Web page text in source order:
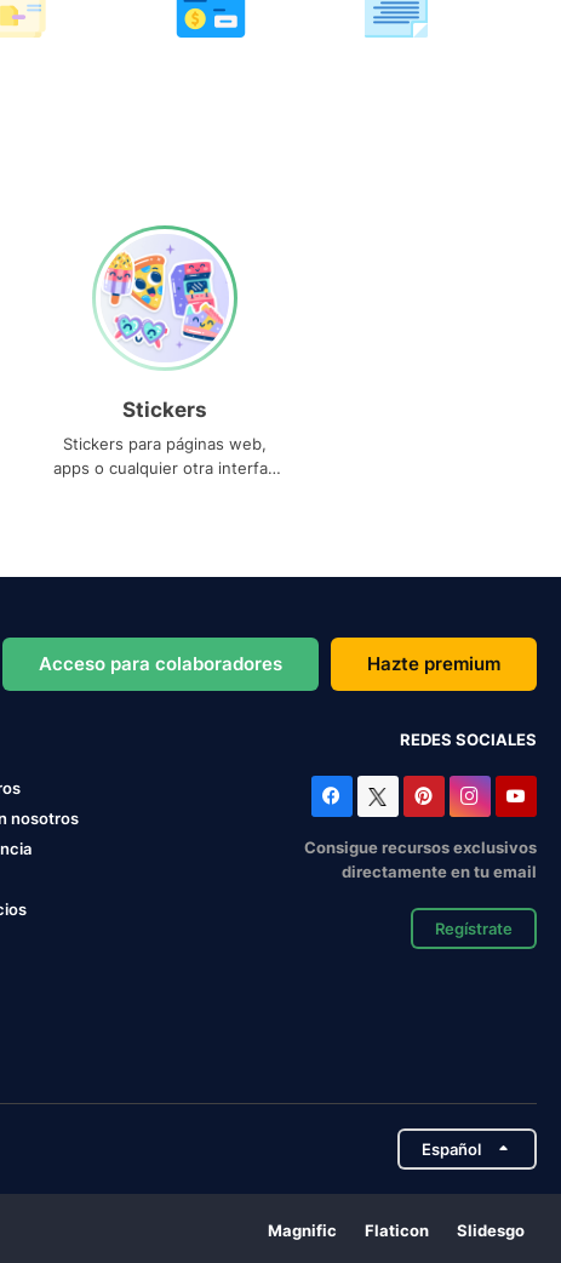
Stickers
Stickers para páginas web,
apps o cualquier otra interfaz
Acceso para colaboradores Hazte premium
nosotros
REDES SOCIALES
Consigue recursos exclusivos
directamente en tu email
Regístrate
Español
Magnific Flaticon Slidesgo